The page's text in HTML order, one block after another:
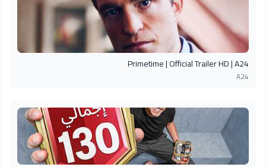
Primetime | Official Trailer HD | A24
A24